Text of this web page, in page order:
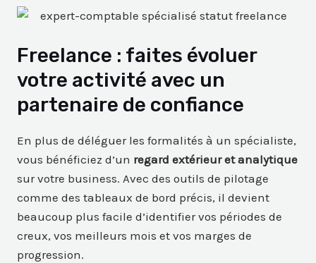
Freelance : faites évoluer
votre activité avec un
partenaire de confiance
En plus de déléguer les formalités à un spécialiste,
vous bénéficiez d’un regard extérieur et analytique
sur votre business. Avec des outils de pilotage
comme des tableaux de bord précis, il devient
beaucoup plus facile d’identifier vos périodes de
creux, vos meilleurs mois et vos marges de
progression.